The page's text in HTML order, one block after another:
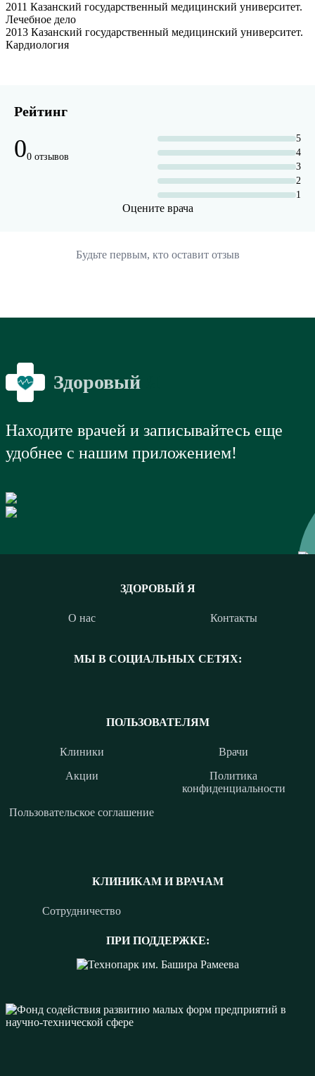
2011 Казанский государственный медицинский университет.
Лечебное дело
2013 Казанский государственный медицинский университет.
Кардиология
Рейтинг
00 отзывов
5
4
3
2
1
Оцените врача
Будьте первым, кто оставит отзыв
Здоровый
Находите врачей и записывайтесь еще
удобнее с нашим приложением!
ЗДОРОВЫЙ Я
О нас Контакты
МЫ В СОЦИАЛЬНЫХ СЕТЯХ:
КЛИНИКАМ И ВРАЧАМ
Сотрудничество
ПРИ ПОДДЕРЖКЕ:
ПОЛЬЗОВАТЕЛЯМ
Клиники
Врачи
Акции
Политика
конфиденциальности
Пользовательское соглашение